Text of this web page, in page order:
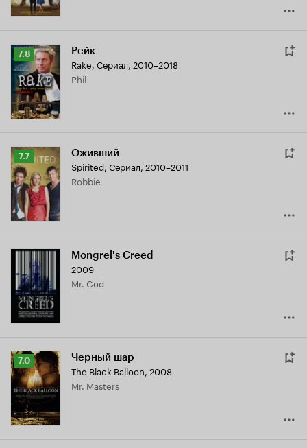
Рейтинг
Кинопоиска
7.8
7.8 Рейк
Rake, Сериал, 2010–2018
Phil
Рейтинг
Кинопоиска
7.7
7.7 Оживший
Spirited, Сериал, 2010–2011
Robbie
Mongrel's Creed
2009
Mr. Cod
Рейтинг
Кинопоиска
7.0
7.0 Черный шар
The Black Balloon, 2008
Mr. Masters